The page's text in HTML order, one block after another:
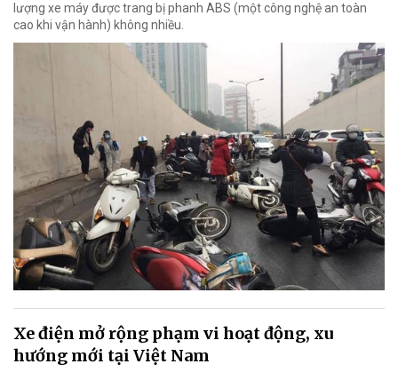
lượng xe máy được trang bị phanh ABS (một công nghệ an toàn
cao khi vận hành) không nhiều.
Xe điện mở rộng phạm vi hoạt động, xu
hướng mới tại Việt Nam